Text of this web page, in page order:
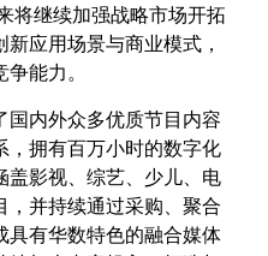
将继续加强战略市场开拓
应用场景与商业模式，
能力。
国内外众多优质节目内容
，拥有百万小时的数字化
盖影视、综艺、少儿、电
，并持续通过采购、聚合
具有华数特色的融合媒体